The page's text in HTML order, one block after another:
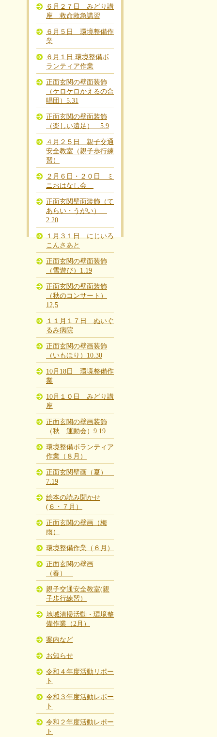
６月２７日 みどり講
座 救命救急講習
６月５日 環境整備作
業
６月１日 環境整備ボ
ランティア作業
正面玄関の壁面装飾
（ケロケロかえるの合
唱団）5.31
正面玄関の壁面装飾
（楽しい遠足） 5.9
４月２５日 親子交通
安全教室（親子歩行練
習）
２月６日・２０日 ミ
ニおはなし会
正面玄関壁面装飾（て
あらい・うがい）
2.20
１月３１日 にじいろ
こんさあと
正面玄関の壁面装飾
（雪遊び）1.19
正面玄関の壁面装飾
（秋のコンサート）
12,5
１１月１７日 ぬいぐ
るみ病院
正面玄関の壁画装飾
（いもほり）10.30
10月18日 環境整備作
業
10月１０日 みどり講
座
正面玄関の壁画装飾
（秋 運動会）9.19
環境整備ボランティア
作業（８月）
正面玄関壁画（夏）
7.19
絵本の読み聞かせ
(６・７月）
正面玄関の壁画（梅
雨）
環境整備作業（６月）
正面玄関の壁画
（春）
親子交通安全教室(親
子歩行練習）
地域清掃活動・環境整
備作業（2月）
案内など
お知らせ
令和４年度活動リポー
ト
令和３年度活動レポー
ト
令和２年度活動レポー
ト